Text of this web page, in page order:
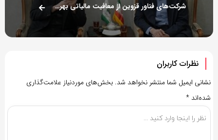
شرکت‌های فناور قزوین از معافیت مالیاتی بهره‌مند می‌شوند
نظرات کاربران
نشانی ایمیل شما منتشر نخواهد شد. بخش‌های موردنیاز علامت‌گذاری
شده‌اند *